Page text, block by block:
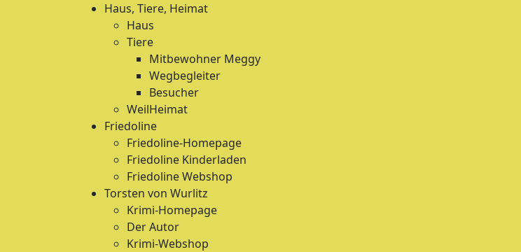
Haus, Tiere, Heimat
Haus
Tiere
Mitbewohner Meggy
Wegbegleiter
Besucher
WeilHeimat
Friedoline
Friedoline-Homepage
Friedoline Kinderladen
Friedoline Webshop
Torsten von Wurlitz
Krimi-Homepage
Der Autor
Krimi-Webshop